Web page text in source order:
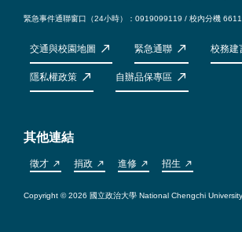
緊急事件通聯窗口（24小時）：0919099119 / 校內分機
交通與校園地圖 緊急通聯 校務建
隱私權政策 自辦品保專區
其他連結
徵才 捐政 進修 招生
Copyright © 2026 國立政治大學 National Chengchi University